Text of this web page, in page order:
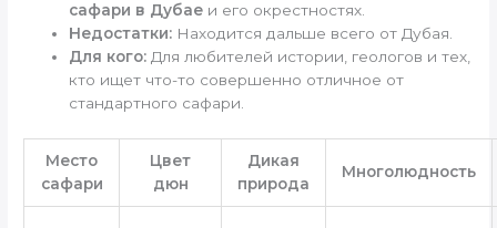
сафари в Дубае и его окрестностях.
Недостатки: Находится дальше всего от Дубая.
Для кого: Для любителей истории, геологов и тех,
кто ищет что-то совершенно отличное от
стандартного сафари.
Место
сафари
Цвет
дюн
Дикая
природа
Многолюдность